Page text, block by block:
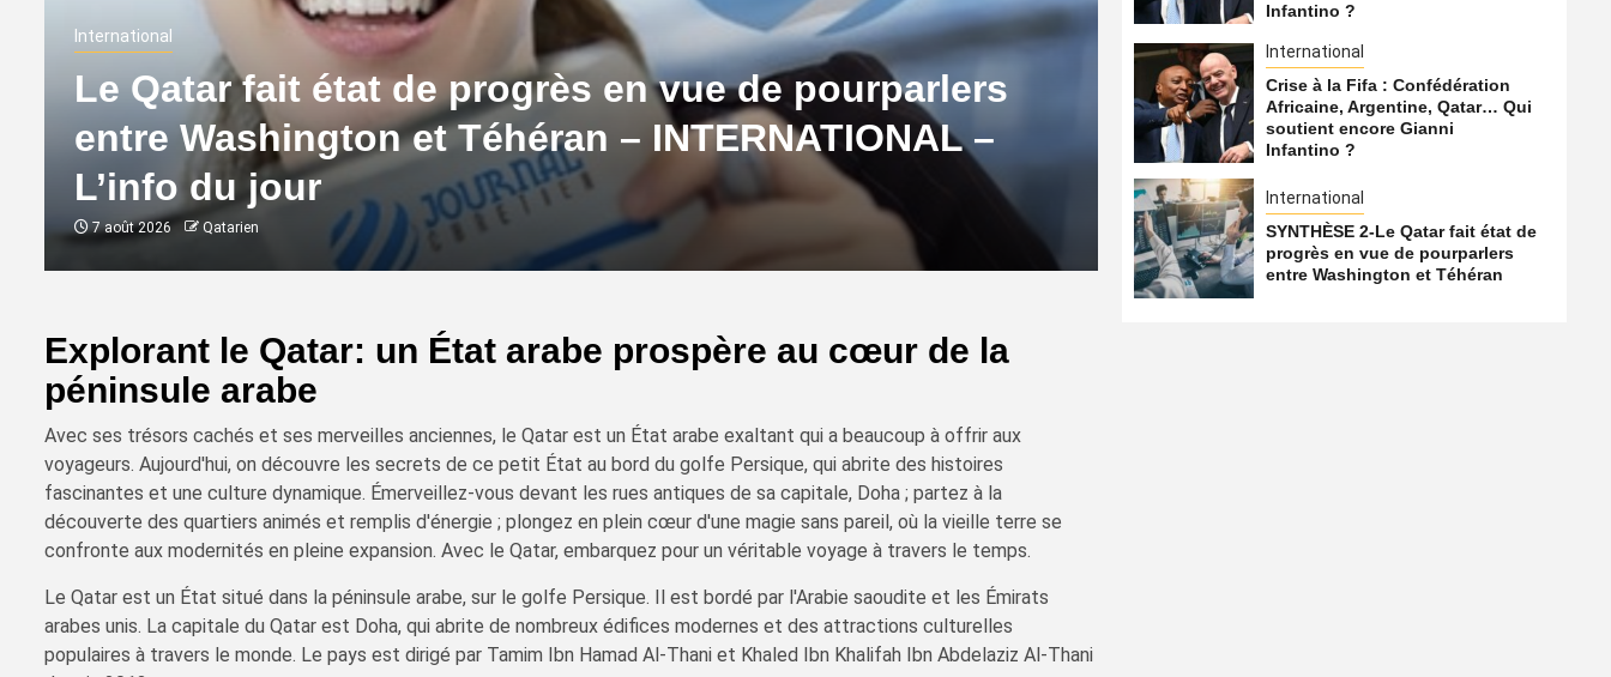
International
Le Qatar fait état de progrès en vue de pourparlers
entre Washington et Téhéran – INTERNATIONAL –
L’info du jour
7 août 2026 Qatarien
International
La confédération
Qatar… Qui soutient
7 août 2026 Qatarien
Explorant le Qatar: un État arabe prospère au cœur de la
péninsule arabe
Avec ses trésors cachés et ses merveilles anciennes, le Qatar est un État arabe exaltant qui a beaucoup à offrir aux
voyageurs. Aujourd'hui, on découvre les secrets de ce petit État au bord du golfe Persique, qui abrite des histoires
fascinantes et une culture dynamique. Émerveillez-vous devant les rues antiques de sa capitale, Doha ; partez à la
découverte des quartiers animés et remplis d'énergie ; plongez en plein cœur d'une magie sans pareil, où la vieille terre se
confronte aux modernités en pleine expansion. Avec le Qatar, embarquez pour un véritable voyage à travers le temps.
Le Qatar est un État situé dans la péninsule arabe, sur le golfe Persique. Il est bordé par l'Arabie saoudite et les Émirats
arabes unis. La capitale du Qatar est Doha, qui abrite de nombreux édifices modernes et des attractions culturelles
populaires à travers le monde. Le pays est dirigé par Tamim Ibn Hamad Al-Thani et Khaled Ibn Khalifah Ibn Abdelaziz Al-Thani
Infantino ?
International
Crise à la Fifa : Confédération
Africaine, Argentine, Qatar… Qui
soutient encore Gianni
Infantino ?
International
SYNTHÈSE 2-Le Qatar fait état de
progrès en vue de pourparlers
entre Washington et Téhéran